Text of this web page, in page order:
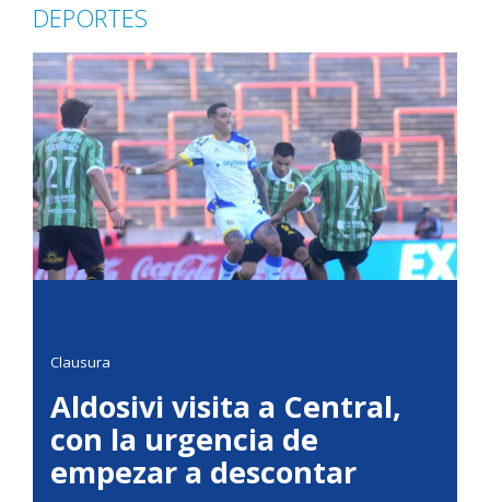
DEPORTES
Clausura
Aldosivi visita a Central,
con la urgencia de
empezar a descontar